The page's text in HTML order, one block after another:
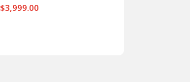
$3,999.00